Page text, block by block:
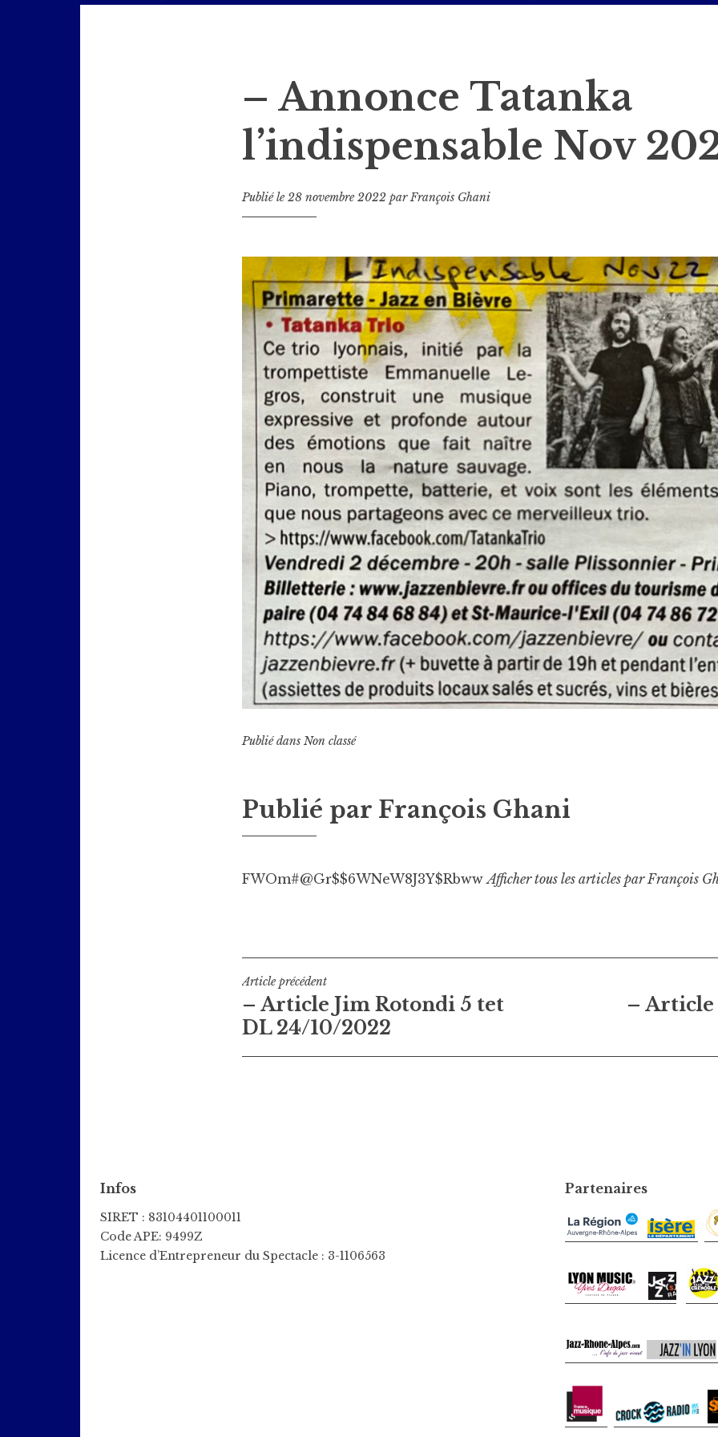
– Annonce Tatanka
l’indispensable Nov
Publié le28 novembre 2022 parFrançois Ghani
Publié dansNon classé
Publié par François Ghani
FWOm#@Gr$$6WNeW8J3Y$RbwwAfficher tous les articles par François
Navigation
de
Article précédent
– Article Jim Rotondi 5 tet
DL 24/10/2022
– Article
Infos
SIRET : 83104401100011
Code APE: 9499Z
Licence d’Entrepreneur du Spectacle : 3-1106563
Partenaires